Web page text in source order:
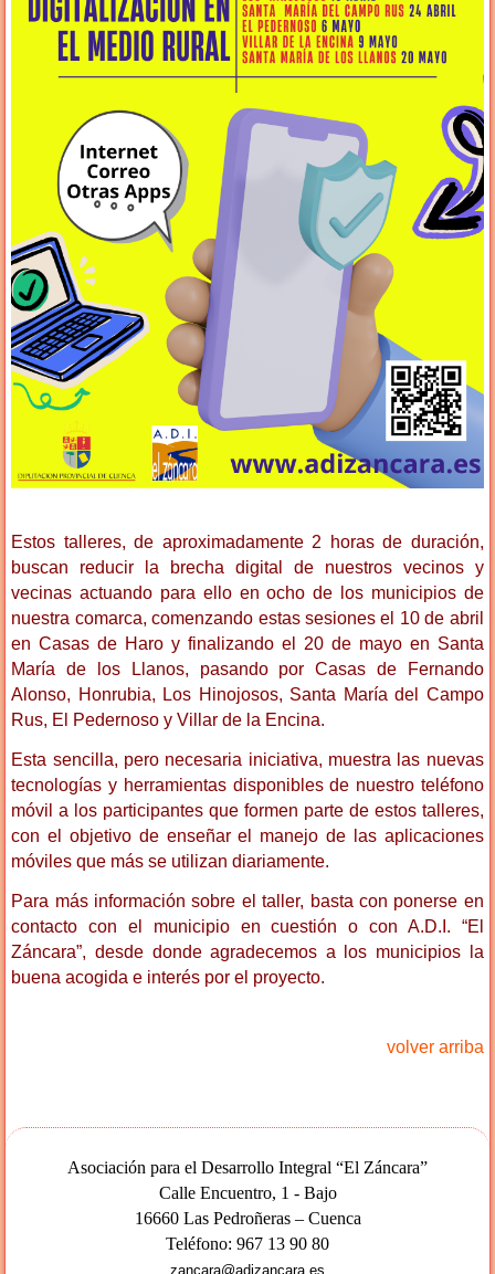
Estos talleres, de aproximadamente 2 horas de duración,
buscan reducir la brecha digital de nuestros vecinos y
vecinas actuando para ello en ocho de los municipios de
nuestra comarca, comenzando estas sesiones el 10 de abril
en Casas de Haro y finalizando el 20 de mayo en Santa
María de los Llanos, pasando por Casas de Fernando
Alonso, Honrubia, Los Hinojosos, Santa María del Campo
Rus, El Pedernoso y Villar de la Encina.
Esta sencilla, pero necesaria iniciativa, muestra las nuevas
tecnologías y herramientas disponibles de nuestro teléfono
móvil a los participantes que formen parte de estos talleres,
con el objetivo de enseñar el manejo de las aplicaciones
móviles que más se utilizan diariamente.
Para más información sobre el taller, basta con ponerse en
contacto con el municipio en cuestión o con A.D.I. “El
Záncara”, desde donde agradecemos a los municipios la
buena acogida e interés por el proyecto.
volver arriba
Asociación para el Desarrollo Integral “El Záncara”
Calle Encuentro, 1 - Bajo
16660 Las Pedroñeras – Cuenca
Teléfono: 967 13 90 80
zancara@adizancara.es